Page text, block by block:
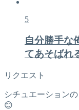
5
自分勝手な
てあそばれ
リクエスト
シチュエーション
😊